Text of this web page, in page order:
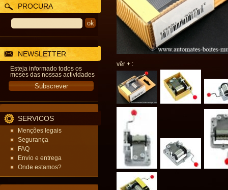
PROCURA
NEWSLETTER
Esteja informado todos os
meses das nossas actividades
SERVICOS
Menções legais
Segurança
FAQ
Envio e entrega
Onde estamos?
vêr + :